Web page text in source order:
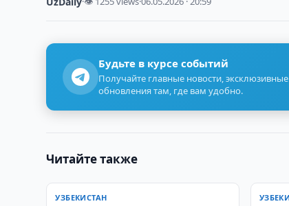
Будьте в курсе событий
Получайте главные новости,
обновления там, где вам удобно.
Читайте также
УЗБЕКИСТАН